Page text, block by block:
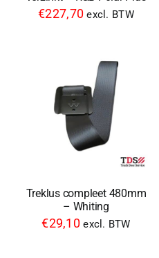
€227,70 excl. BTW
Treklus compleet 480mm
– Whiting
€29,10 excl. BTW